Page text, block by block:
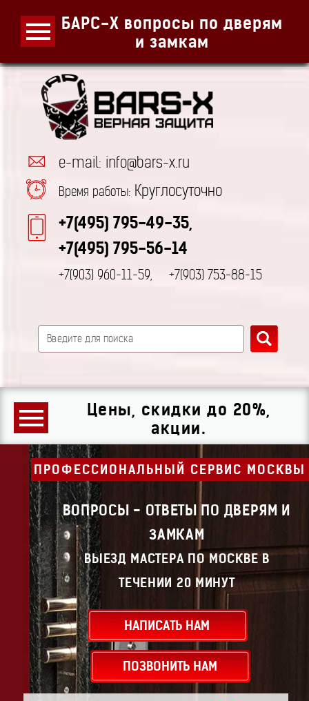
БАРС-Х вопросы по дверям
и замкам
e-mail: info@bars-x.ru
Время работы: Круглосуточно
+7(495) 795-49-35,
+7(495) 795-56-14
+7(903) 960-11-59, +7(903) 753-88-15
Цены, скидки до 20%,
акции.
ПРОФЕССИОНАЛЬНЫЙ СЕРВИС МОСКВЫ
ВОПРОСЫ - ОТВЕТЫ ПО ДВЕРЯМ И
ЗАМКАМ
ВЫЕЗД МАСТЕРА ПО МОСКВЕ В
ТЕЧЕНИИ 20 МИНУТ
НАПИСАТЬ НАМ
ПОЗВОНИТЬ НАМ